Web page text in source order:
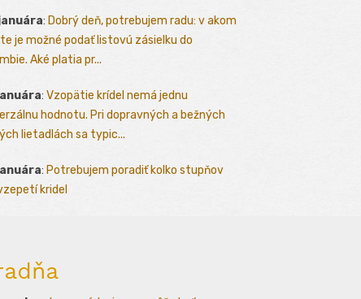
: Dobrý deň, potrebujem radu: v akom
je možné podať listovú zásielku do
Aké platia pr...
: Vzopätie krídel nemá jednu
hodnotu. Pri dopravných a bežných
lietadlách sa typic...
: Potrebujem poradiť kolko stupňov
kridel